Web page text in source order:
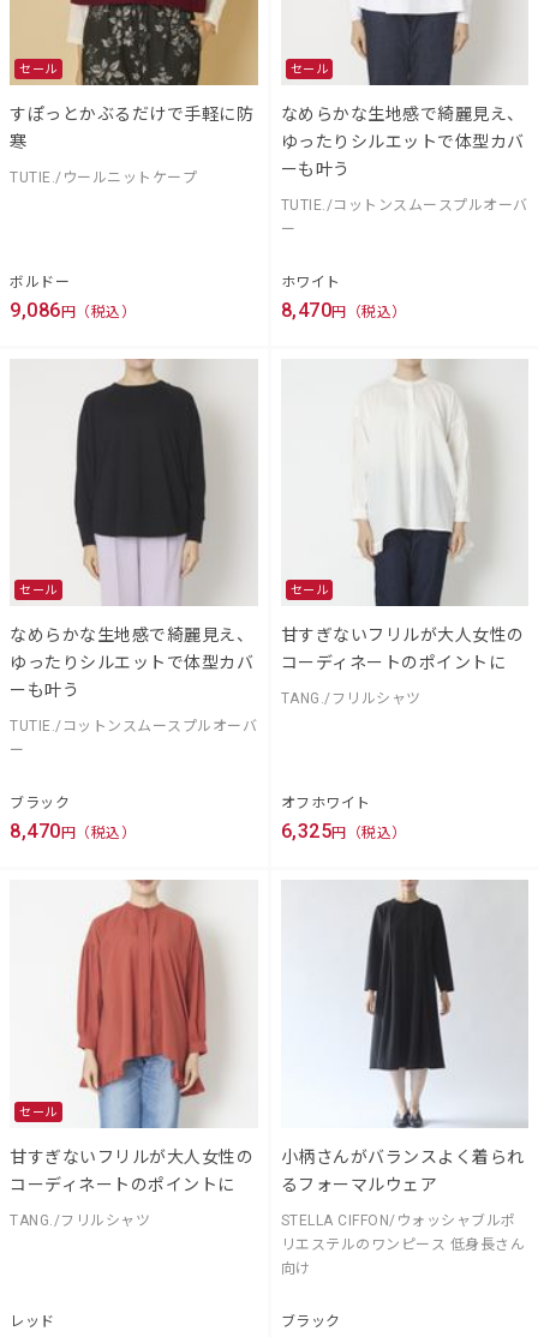
セール
すぽっとかぶるだけで手軽に防
寒
TUTIE./ウールニットケープ
ボルドー
9,086円（税込）
セール
なめらかな生地感で綺麗見え、
ゆったりシルエットで体型カバ
ーも叶う
TUTIE./コットンスムースプルオーバ
ー
ホワイト
8,470円（税込）
セール
なめらかな生地感で綺麗見え、
ゆったりシルエットで体型カバ
ーも叶う
TUTIE./コットンスムースプルオーバ
ー
ブラック
8,470 円（税込）
セール
甘すぎないフリルが大人女性の
コーディネートのポイントに
TANG./フリルシャツ
オフホワイト
6,325円（税込）
セール
甘すぎないフリルが大人女性の
コーディネートのポイントに
TANG./フリルシャツ
レッド
小柄さんがバランスよく着られ
るフォーマルウェア
STELLA CIFFON/ウォッシャブルポ
リエステルのワンピース 低身長さん
向け
ブラック